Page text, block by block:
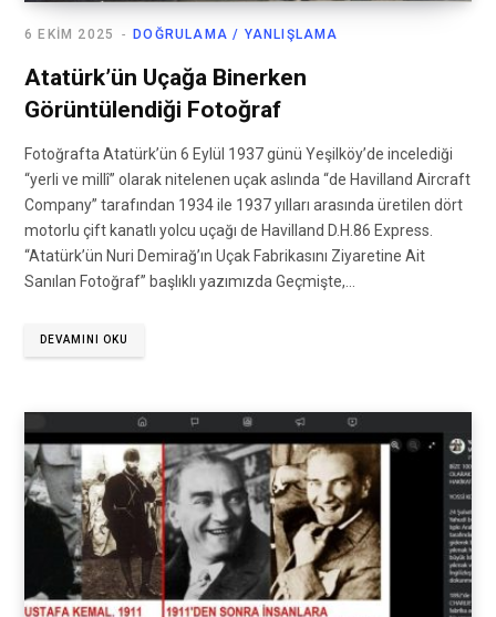
DOĞRULAMA / YANLIŞLAMA
6 EKIM 2025
Atatürk’ün Uçağa Binerken
Görüntülendiği Fotoğraf
Fotoğrafta Atatürk’ün 6 Eylül 1937 günü Yeşilköy’de incelediği
“yerli ve millî” olarak nitelenen uçak aslında “de Havilland Aircraft
Company” tarafından 1934 ile 1937 yılları arasında üretilen dört
motorlu çift kanatlı yolcu uçağı de Havilland D.H.86 Express.
“Atatürk’ün Nuri Demirağ’ın Uçak Fabrikasını Ziyaretine Ait
Sanılan Fotoğraf” başlıklı yazımızda Geçmişte,…
DEVAMINI OKU